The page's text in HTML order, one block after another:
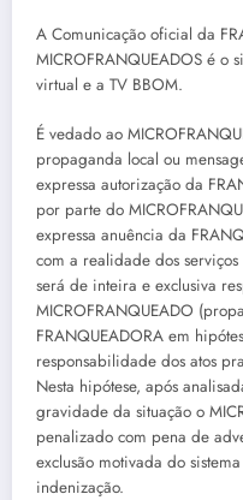
A Comunicação oficial da
MICROFRANQUEADOS é o
virtual e a TV BBOM.
É vedado ao
propaganda local ou
expressa autorização da
por parte do
expressa anuência da
com a realidade dos
será de inteira e exclusiva
MICROFRANQUEADO
FRANQUEADORA em
responsabilidade dos atos
Nesta hipótese, após
gravidade da situação o
penalizado com pena de
exclusão motivada do
indenização.